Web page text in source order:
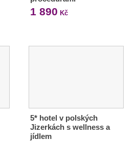
1 890 Kč
5* hotel v polských
Jizerkách s wellness a
jídlem